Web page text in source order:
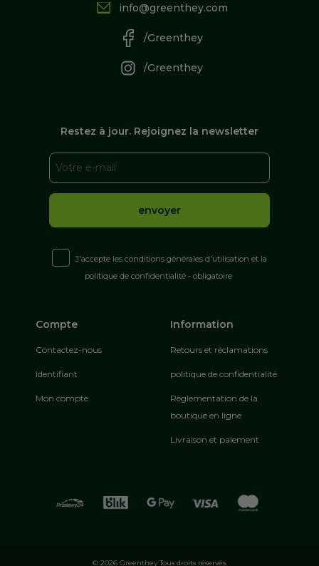
info@greenthey.com
/Greenthey
/Greenthey
Restez à jour. Rejoignez la newsletter
J'accepte les conditions générales d'utilisation et la
politique de confidentialité - obligatoire
Compte
Contactez-nous
Identifiant
Mon compte
Information
Retours et réclamations
politique de confidentialité
Règlementation de la
boutique en ligne
Livraison et paiement
© 2026 Greenthey Tous droits réservés.